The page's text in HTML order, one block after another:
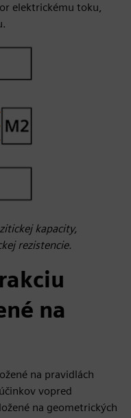
elektrickému toku,
kapacity,
rezistencie.
na
na pravidlách
vopred
na geometrických